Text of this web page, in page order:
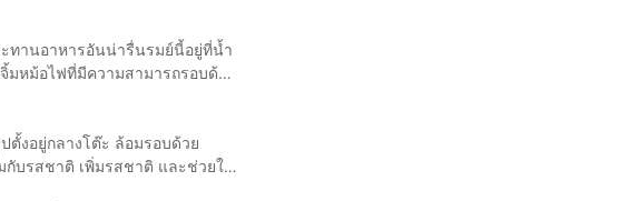
ทานอาหารอันน่ารื่นรมย์นี้อยู่ที่น้ำ
หม้อไฟที่มีความสามารถรอบด้าน
งอยู่กลางโต๊ะ ล้อมรอบด้วย
บรสชาติ เพิ่มรสชาติ และช่วยให้